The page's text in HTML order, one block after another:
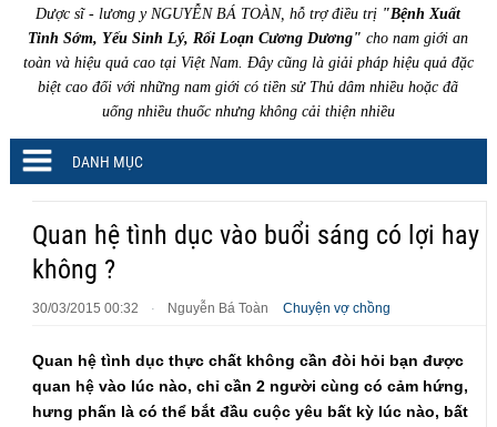
Dược sĩ - lương y NGUYỄN BÁ TOÀN, hỗ trợ điều trị "Bệnh Xuất
Tinh Sớm, Yếu Sinh Lý, Rối Loạn Cương Dương" cho nam giới an
toàn và hiệu quả cao tại Việt Nam. Đây cũng là giải pháp hiệu quả đặc
biệt cao đối với những nam giới có tiền sử Thủ dâm nhiều hoặc đã
uống nhiều thuốc nhưng không cải thiện nhiều
DANH MỤC
Quan hệ tình dục vào buổi sáng có lợi hay
không ?
30/03/2015 00:32 · Nguyễn Bá Toàn Chuyện vợ chồng
Quan hệ tình dục thực chất không cần đòi hỏi bạn được
quan hệ vào lúc nào, chỉ cần 2 người cùng có cảm hứng,
hưng phấn là có thể bắt đầu cuộc yêu bất kỳ lúc nào, bất